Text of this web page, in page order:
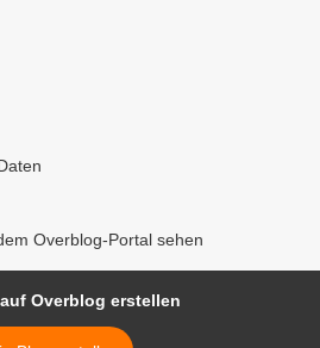
Overblog-Portal sehen
Overblog erstellen